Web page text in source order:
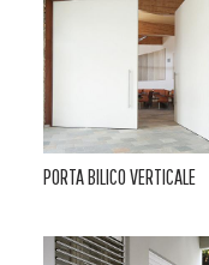
PORTA BILICO VERTICALE